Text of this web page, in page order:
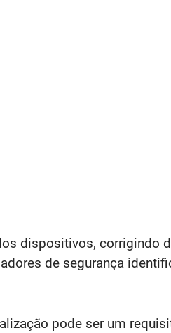
dispositivos, corrigindo
de segurança
pode ser um